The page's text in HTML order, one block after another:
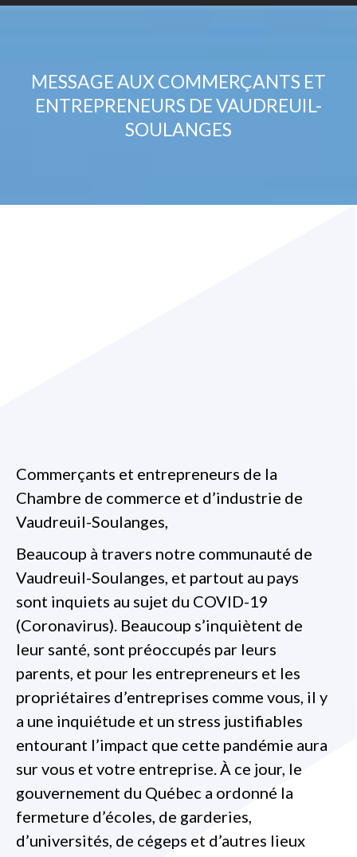
MESSAGE AUX COMMERÇANTS ET
ENTREPRENEURS DE VAUDREUIL-
SOULANGES
Commerçants et entrepreneurs de la
Chambre de commerce et d’industrie de
Vaudreuil-Soulanges,
Beaucoup à travers notre communauté de
Vaudreuil-Soulanges, et partout au pays
sont inquiets au sujet du COVID-19
(Coronavirus). Beaucoup s’inquiètent de
leur santé, sont préoccupés par leurs
parents, et pour les entrepreneurs et les
propriétaires d’entreprises comme vous, il y
a une inquiétude et un stress justifiables
entourant l’impact que cette pandémie aura
sur vous et votre entreprise. À ce jour, le
gouvernement du Québec a ordonné la
fermeture d’écoles, de garderies,
d’universités, de cégeps et d’autres lieux